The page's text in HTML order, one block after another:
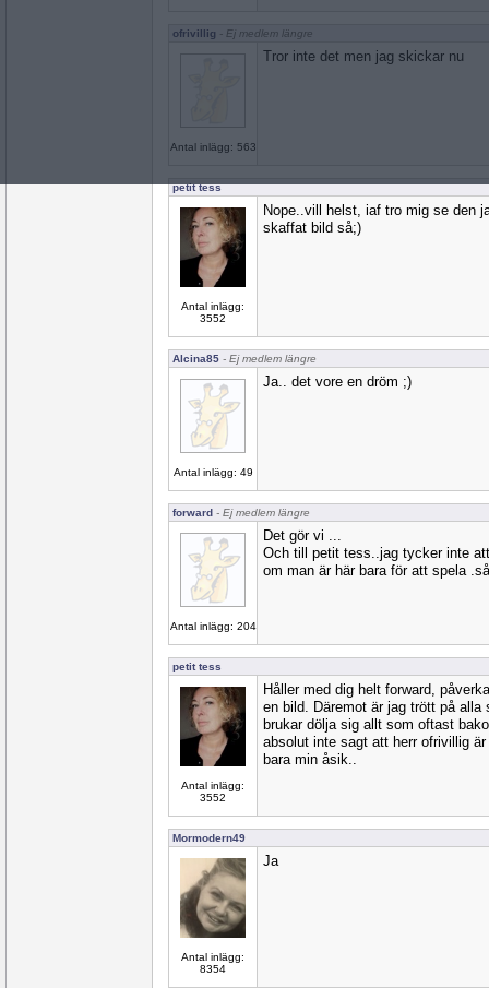
ofrivillig - Ej medlem längre
Antal inlägg: 563
Tror inte det men jag skickar nu
petit tess
Antal inlägg:
3552
Nope..vill helst, iaf tro mig se den
skaffat bild så;)
Alcina85 - Ej medlem längre
Antal inlägg: 49
Ja.. det vore en dröm ;)
forward - Ej medlem längre
Antal inlägg: 204
Det gör vi ...
Och till petit tess..jag tycker inte
om man är här bara för att spela
petit tess
Antal inlägg:
3552
Håller med dig helt forward,
en bild. Däremot är jag trött på
brukar dölja sig allt som oftast
absolut inte sagt att herr ofrivillig
bara min åsik..
Mormodern49
Antal inlägg:
8354
Ja